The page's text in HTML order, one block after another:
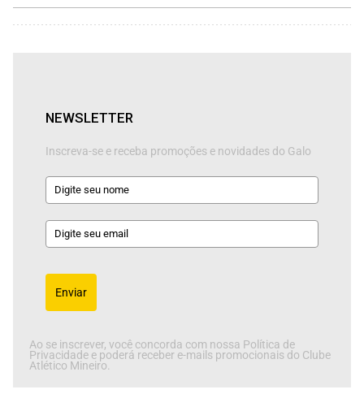
NEWSLETTER
Inscreva-se e receba promoções e novidades do Galo
Enviar
Ao se inscrever, você concorda com nossa Política de
Privacidade e poderá receber e-mails promocionais do Clube
Atlético Mineiro.